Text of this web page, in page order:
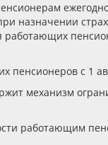
назначении
с 1
механизм
работающим